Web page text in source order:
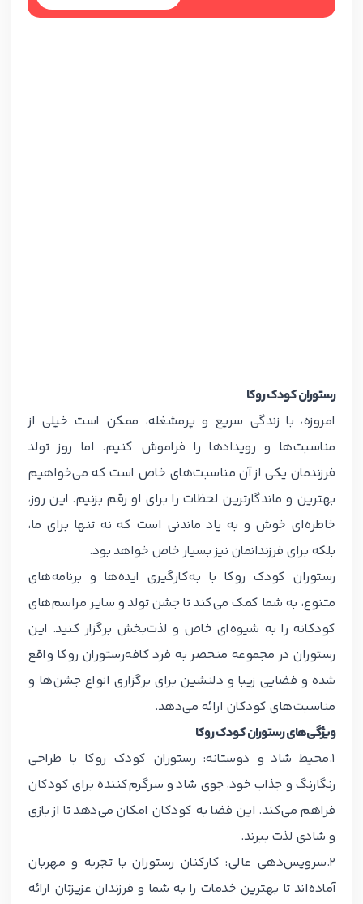
رستوران کودک روکا
امروزه، با زندگی سریع و پرمشغله، ممکن است خیلی از
مناسبت‌ها و رویدادها را فراموش کنیم. اما روز تولد
فرزندمان یکی از آن مناسبت‌های خاص است که می‌خواهیم
بهترین و ماندگارترین لحظات را برای او رقم بزنیم. این روز،
خاطره‌ای خوش و به یاد ماندنی است که نه تنها برای ما،
بلکه برای فرزندانمان نیز بسیار خاص خواهد بود.
رستوران کودک روکا با به‌کارگیری ایده‌ها و برنامه‌های
متنوع، به شما کمک می‌کند تا جشن تولد و سایر مراسم‌های
کودکانه را به شیوه‌ای خاص و لذت‌بخش برگزار کنید. این
رستوران در مجموعه منحصر به فرد کافه‌رستوران روکا واقع
شده و فضایی زیبا و دلنشین برای برگزاری انواع جشن‌ها و
مناسبت‌های کودکان ارائه می‌دهد.
ویژگی‌های رستوران کودک روکا
1.محیط شاد و دوستانه:
رستوران کودک روکا با طراحی
رنگارنگ و جذاب خود، جوی شاد و سرگرم‌کننده برای کودکان
فراهم می‌کند. این فضا به کودکان امکان می‌دهد تا از بازی
و شادی لذت ببرند.
2.سرویس‌دهی عالی:
کارکنان رستوران با تجربه و مهربان
آماده‌اند تا بهترین خدمات را به شما و فرزندان عزیزتان ارائه